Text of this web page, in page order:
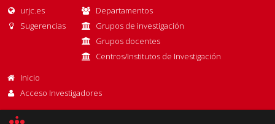
urjc.es
Sugerencias
Departamentos
Grupos de investigación
Grupos docentes
Centros/Institutos de Investigación
Inicio
Acceso Investigadores